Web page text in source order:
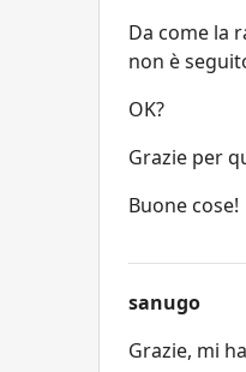
Da come la
non è
OK?
Grazie per
Buone cose!
sanugo
Grazie, mi